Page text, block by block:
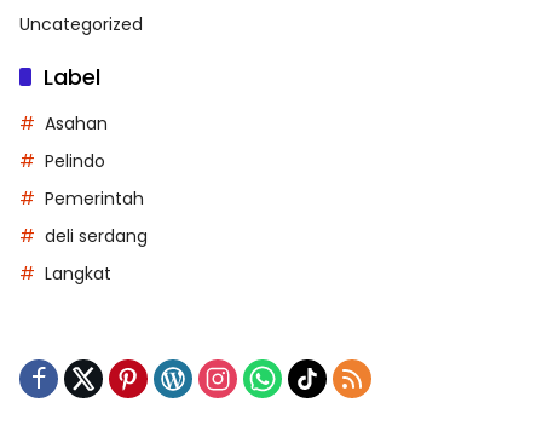
Uncategorized
Label
Asahan
Pelindo
Pemerintah
deli serdang
Langkat